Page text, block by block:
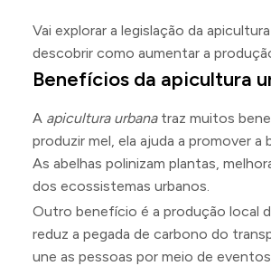
Vai explorar a legislação da
descobrir como aumentar a
Benefícios da apicultura
A apicultura urbanatraz muitos
produzir mel, ela ajuda a promover a
As abelhas polinizam plantas,
dos ecossistemas urbanos.
Outro benefício é a produção local
reduz a pegada de carbono do
une as pessoas por meio de